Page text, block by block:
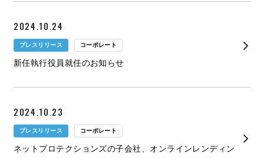
2024.10.24
プレスリリース コーポレート
新任執行役員就任のお知らせ
2024.10.23
プレスリリース コーポレート
ネットプロテクションズの子会社、オンラインレンディン